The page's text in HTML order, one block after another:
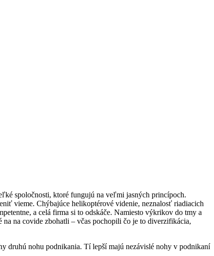
spoločnosti, ktoré fungujú na veľmi jasných princípoch.
vieme. Chýbajúce helikoptérové videnie, neznalosť riadiacich
a celá firma si to odskáče. Namiesto výkrikov do tmy a
na covide zbohatli – včas pochopili čo je to diverzifikácia,
druhú nohu podnikania. Tí lepší majú nezávislé nohy v podnikaní